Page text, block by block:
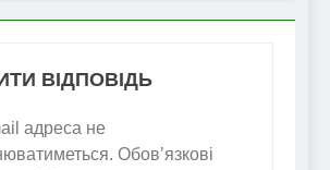
ВІДПОВІДЬ
адреса не
Обов’язкові